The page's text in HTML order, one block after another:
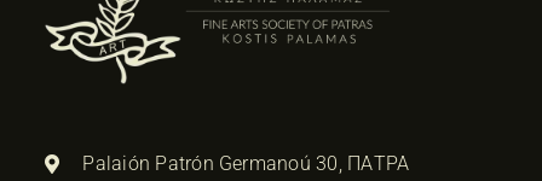
Palaión Patrón Germanoú 30, ΠΑΤΡΑ